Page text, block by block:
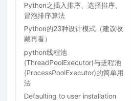
Python之插入排序、选择排序、
冒泡排序算法
Python的23种设计模式（建议收
藏再看）
python线程池
(ThreadPoolExecutor)与进程池
(ProcessPoolExecutor)的简单用
法
Defaulting to user installation